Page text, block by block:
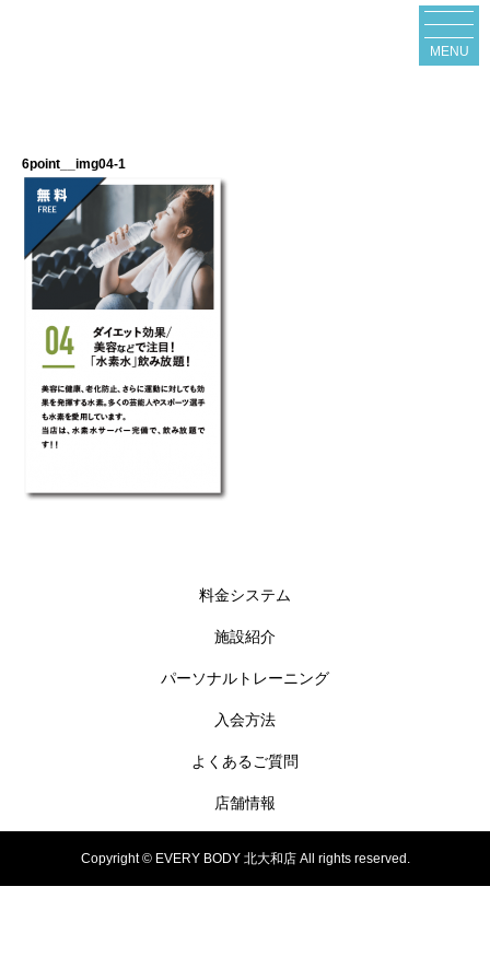
MENU
6point__img04-1
料金システム
施設紹介
パーソナルトレーニング
入会方法
よくあるご質問
店舗情報
Copyright © EVERY BODY 北大和店 All rights reserved.